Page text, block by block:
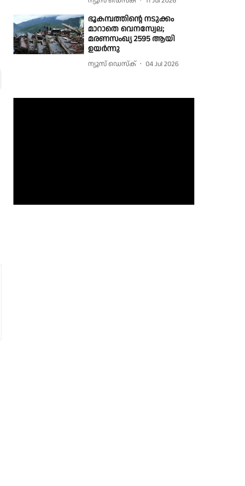
ഭൂകമ്പത്തിൻ്റെ നടുക്കം
മാറാതെ വെനസ്വേല;
മരണസംഖ്യ 2595 ആയി
ഉയർന്നു
ന്യൂസ് ഡെസ്ക് 04 Jul 2026